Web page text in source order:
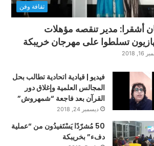
ثقافة وفن
أشقرا: مدير تنقصه مؤهلات
تسلطوا على مهرجان خريبكة
2018
فيديو | قيادية اتحادية تطالب بحل
المجالس العلمية وإغلاق دور
القرآن بعد فاجعة “شمهروش”
ديسمبر 24, 2018
50 مُشرّدًا يَسْتَفيدُون من “عملية
دفء” بخريبكة